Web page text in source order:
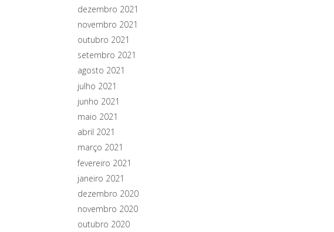
dezembro 2021
novembro 2021
outubro 2021
setembro 2021
agosto 2021
julho 2021
junho 2021
maio 2021
abril 2021
março 2021
fevereiro 2021
janeiro 2021
dezembro 2020
novembro 2020
outubro 2020